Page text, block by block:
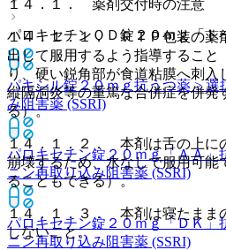
パロキセチンＯＤ錠２０ｍｇ「ト
パキシル錠２０ｍｇ抗うつ薬 > 選
み阻害薬 (SSRI)
パロキセチン錠２０ｍｇ「ＡＡ」
ニン再取り込み阻害薬 (SSRI)
パロキセチン錠２０ｍｇ「ＤＫ」
ニン再取り込み阻害薬 (SSRI)
１４．１． 薬剤交付時の注意
１４．１．１． ＰＴＰ包装の薬
出して服用するよう指導すること
り、硬い鋭角部が食道粘膜へ刺入
縦隔洞炎等の重篤な合併症を併発
る）。
１４．１．２． 本剤は舌の上に
崩壊するため、水なしで服用可能
ることもできる）。
１４．１．３． 本剤は寝たまま
しないこと。